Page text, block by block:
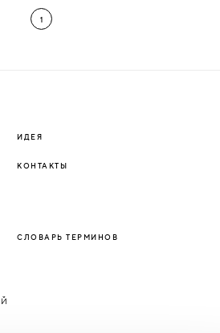
1
ИДЕЯ
КОНТАКТЫ
СЛОВАРЬ ТЕРМИНОВ